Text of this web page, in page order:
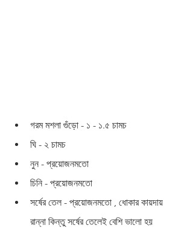
গরম মশলা গুঁড়ো - ১ - ১.৫ চামচ
ঘি - ২ চামচ
নুন - প্রয়োজনমতো
চিনি - প্রয়োজনমতো
সর্ষের তেল - প্রয়োজনমতো , ধোকার কায়দায়
রান্না কিন্তু সর্ষের তেলেই বেশি ভালো হয়